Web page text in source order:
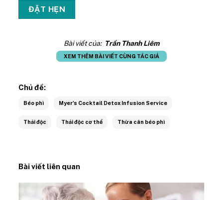
Bài viết của: Trần Thanh Liêm
XEM THÊM BÀI VIẾT CÙNG TÁC GIẢ
Chủ đề:
Béo phì Myer's Cocktail Detox Infusion Service
Thải độc Thải độc cơ thể Thừa cân béo phì
Bài viết liên quan